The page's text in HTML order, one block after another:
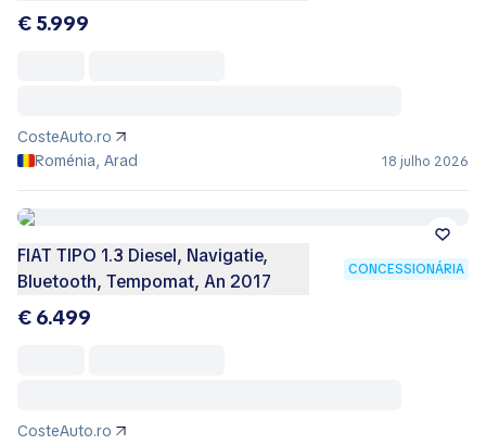
€ 5.999
CosteAuto.ro
Roménia, Arad
18 julho 2026
FIAT TIPO 1.3 Diesel, Navigatie,
Bluetooth, Tempomat, An 2017
CONCESSIONÁRIA
€ 6.499
CosteAuto.ro